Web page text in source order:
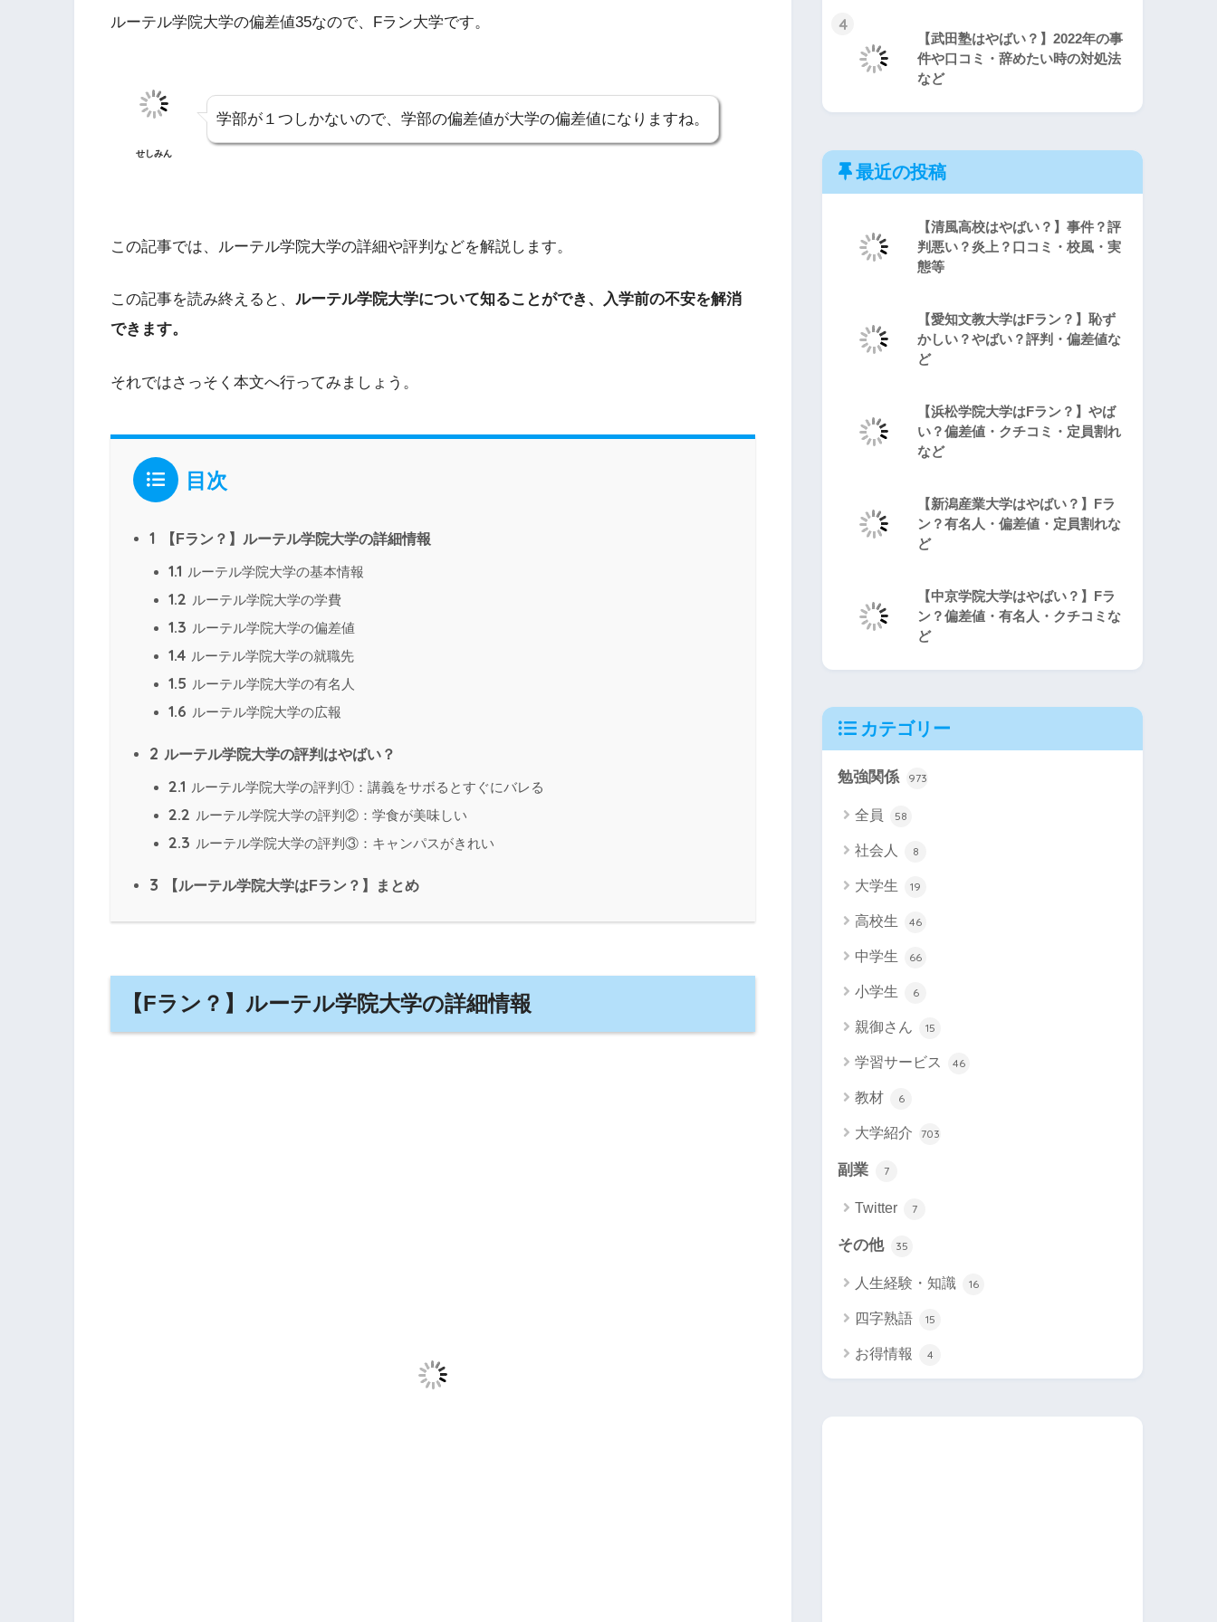
ルーテル学院大学の偏差値35なので、Fラン大学です。
せしみん
学部が１つしかないので、学部の偏差値が大学の偏差値になりますね。
この記事では、ルーテル学院大学の詳細や評判などを解説します。
この記事を読み終えると、 ルーテル学院大学について知ることができ、入学前の不安を解消
できます。
それではさっそく本文へ行ってみましょう。
目次
1 【Fラン？】ルーテル学院大学の詳細情報
1.1 ルーテル学院大学の基本情報
1.2 ルーテル学院大学の学費
1.3 ルーテル学院大学の偏差値
1.4 ルーテル学院大学の就職先
1.5 ルーテル学院大学の有名人
1.6 ルーテル学院大学の広報
2 ルーテル学院大学の評判はやばい？
2.1 ルーテル学院大学の評判①：講義をサボるとすぐにバレる
2.2 ルーテル学院大学の評判②：学食が美味しい
2.3 ルーテル学院大学の評判③：キャンパスがきれい
3 【ルーテル学院大学はFラン？】まとめ
【Fラン？】ルーテル学院大学の詳細情報
4
【武田塾はやばい？】2022年の事
件や口コミ・辞めたい時の対処法
など
最近の投稿
【清風高校はやばい？】事件？評
判悪い？炎上？口コミ・校風・実
態等
【愛知文教大学はFラン？】恥ず
かしい？やばい？評判・偏差値な
ど
【浜松学院大学はFラン？】やば
い？偏差値・クチコミ・定員割れ
など
【新潟産業大学はやばい？】Fラ
ン？有名人・偏差値・定員割れな
ど
【中京学院大学はやばい？】Fラ
ン？偏差値・有名人・クチコミな
ど
カテゴリー
勉強関係 973
全員 58
社会人 8
大学生 19
高校生 46
中学生 66
小学生 6
親御さん 15
学習サービス 46
教材 6
大学紹介 703
副業 7
Twitter 7
その他 35
人生経験・知識 16
四字熟語 15
お得情報 4